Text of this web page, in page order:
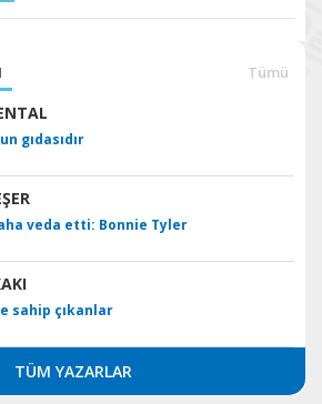
Tümü
gıdasıdır
veda etti: Bonnie Tyler
sahip çıkanlar
TÜM YAZARLAR